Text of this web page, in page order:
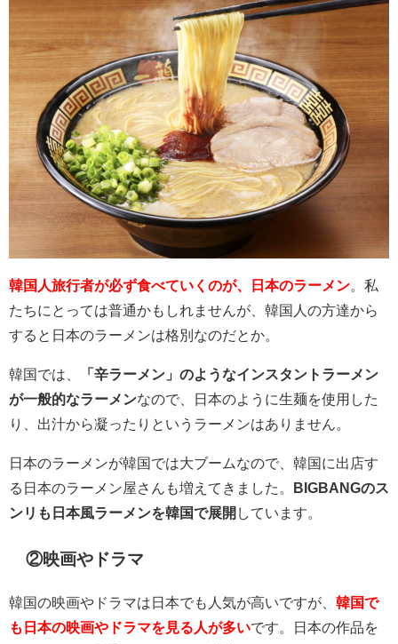
韓国人旅行者が必ず食べていくのが、日本のラーメン 。私
たちにとっては普通かもしれませんが、韓国人の方達から
すると日本のラーメンは格別なのだとか。
韓国では、
「辛ラーメン」のようなインスタントラーメン
が一般的なラーメンなので、日本のように生麺を使用した
り、出汁から凝ったりというラーメンはありません。
日本のラーメンが韓国では大ブームなので、韓国に出店す
る日本のラーメン屋さんも増えてきました。
BIGBANGのス
ンリも日本風ラーメンを韓国で展開 しています。
②映画やドラマ
韓国の映画やドラマは日本でも人気が高いですが、 韓国で
も日本の映画やドラマを見る人が多いです。日本の作品を